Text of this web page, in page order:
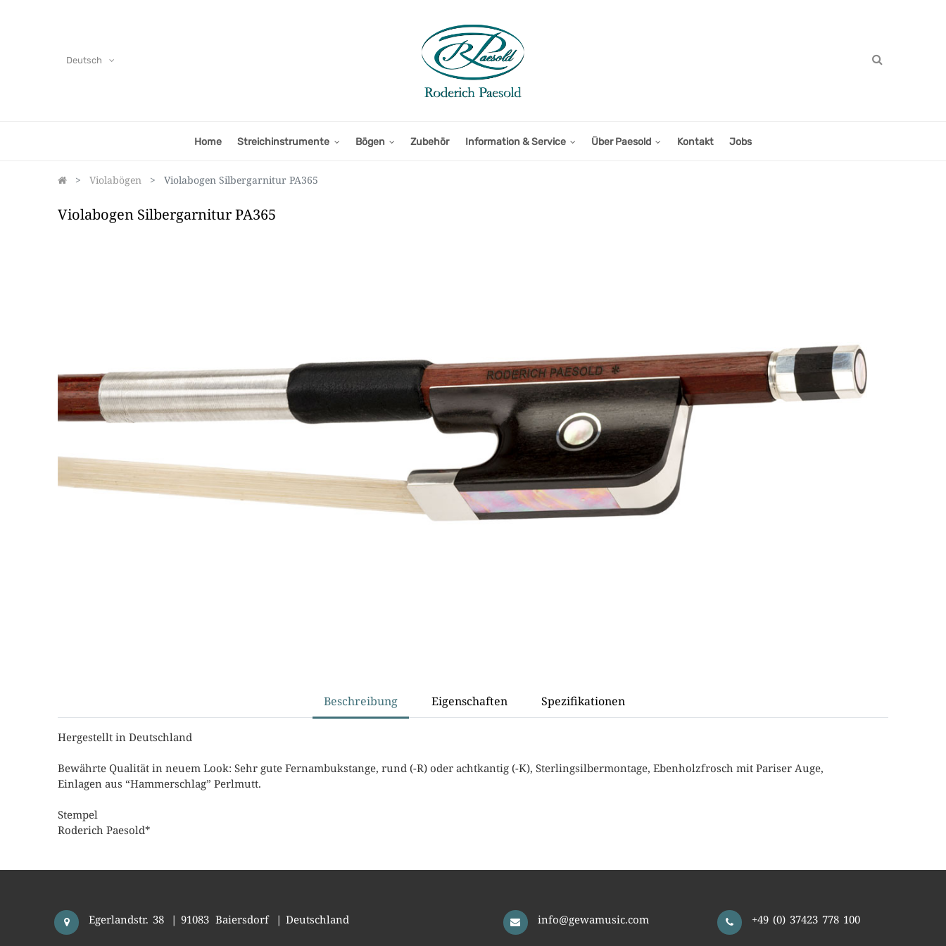
Deutsch
Home Streichinstrumente Bögen Zubehör Information & Service Über Paesold Kontakt Jobs
Violabögen Violabogen Silbergarnitur PA365
Violabogen Silbergarnitur PA365
Beschreibung Eigenschaften Spezifikationen
Hergestellt in Deutschland
Bewährte Qualität in neuem Look: Sehr gute Fernambukstange, rund (-R) oder achtkantig (-K), Sterlingsilbermontage, Ebenholzfrosch mit Pariser Auge,
Einlagen aus “Hammerschlag” Perlmutt.
Stempel
Roderich Paesold*
Egerlandstr. 38 | 91083 Baiersdorf | Deutschland info@gewamusic.com +49 (0) 37423 778 100